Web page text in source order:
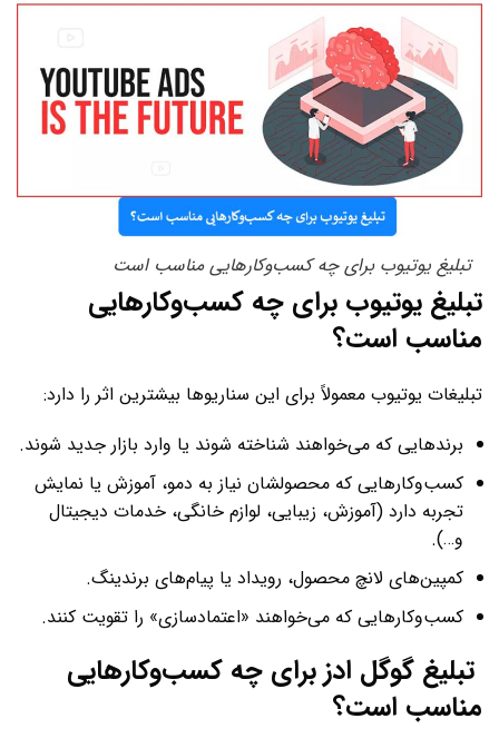
تبلیغ یوتیوب برای چه کسب‌وکارهایی مناسب است
تبلیغ یوتیوب برای چه کسب‌وکارهایی
مناسب است؟
تبلیغات یوتیوب معمولاً برای این سناریوها بیشترین اثر را دارد:
برندهایی که می‌خواهند شناخته شوند یا وارد بازار جدید شوند.
کسب‌وکارهایی که محصولشان نیاز به دمو، آموزش یا نمایش
تجربه دارد (آموزش، زیبایی، لوازم خانگی، خدمات دیجیتال
و…).
کمپین‌های لانچ محصول، رویداد یا پیام‌های برندینگ.
کسب‌وکارهایی که می‌خواهند «اعتمادسازی» را تقویت کنند.
تبلیغ گوگل ادز برای چه کسب‌وکارهایی
مناسب است؟